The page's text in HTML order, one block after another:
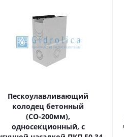
Пескоулавливающий
колодец бетонный
(СО-200мм),
односекционный, с